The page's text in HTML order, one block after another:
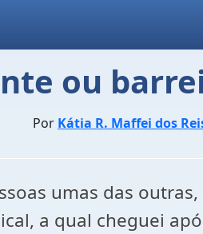
ou
Por Kátia R. Maffei dos
umas das
a qual cheguei